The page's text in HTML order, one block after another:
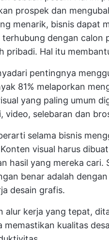
prospek dan
menarik, bisnis dapat
terhubung dengan calon
pribadi. Hal itu
pentingnya
81% melaporkan
yang paling umum
video, selebaran dan
selama bisnis
visual harus
hasil yang mereka
benar adalah
desain grafis.
alur kerja yang tepat,
memastikan kualitas